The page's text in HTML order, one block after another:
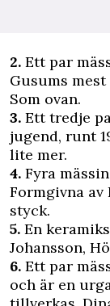
2. Ett par
Gusums
Som ovan.
3. Ett tredje
jugend, runt
lite mer.
4. Fyra
Formgivna
styck.
5. En
Johansson,
6. Ett par
och är en